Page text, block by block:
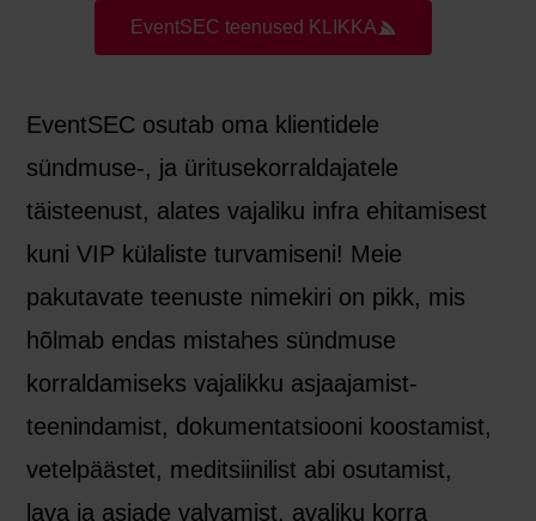
EventSEC teenused KLIKKA
EventSEC osutab oma klientidele
sündmuse-, ja üritusekorraldajatele
täisteenust, alates vajaliku infra ehitamisest
kuni VIP külaliste turvamiseni! Meie
pakutavate teenuste nimekiri on pikk, mis
hõlmab endas mistahes sündmuse
korraldamiseks vajalikku asjaajamist-
teenindamist, dokumentatsiooni koostamist,
vetelpäästet, meditsiinilist abi osutamist,
lava ja asjade valvamist, avaliku korra